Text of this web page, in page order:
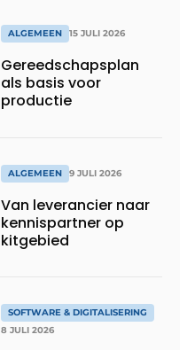
ALGEMEEN 15 JULI 2026
Gereedschapsplan
als basis voor
productie
ALGEMEEN 9 JULI 2026
Van leverancier naar
kennispartner op
kitgebied
SOFTWARE & DIGITALISERING
8 JULI 2026